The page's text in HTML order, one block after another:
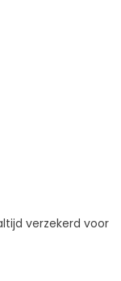
verzekerd voor